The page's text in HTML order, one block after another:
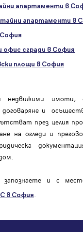
апартаменти в
апартаменти в
офис сгради в София
площи в София
недвижими имоти,
договаряне и
през целия
на огледи и
и с
в София